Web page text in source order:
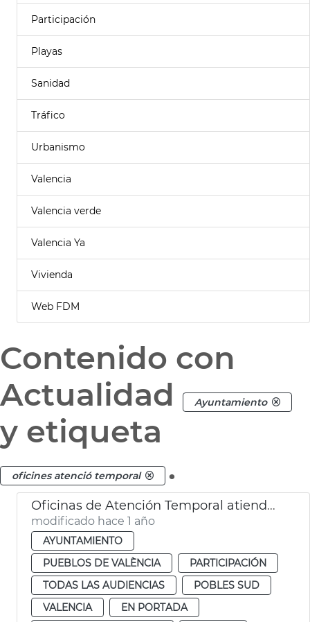
Participación
Playas
Sanidad
Tráfico
Urbanismo
Valencia
Valencia verde
Valencia Ya
Vivienda
Web FDM
Contenido con
Actualidad
Ayuntamiento
y etiqueta
oficines atenció temporal .
Oficinas de Atención Temporal atienden a 600 afectados DANA pedanias
modificado hace 1 año
AYUNTAMIENTO
PUEBLOS DE VALÈNCIA
PARTICIPACIÓN
TODAS LAS AUDIENCIAS
POBLES SUD
VALENCIA
EN PORTADA